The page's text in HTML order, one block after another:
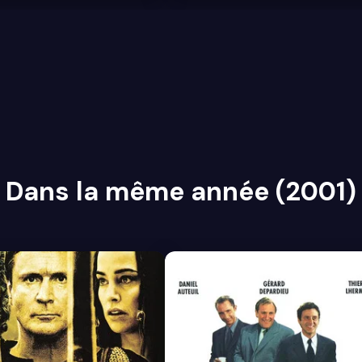
Dans la même année (2001)